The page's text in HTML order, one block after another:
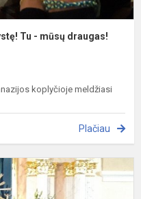
Tu - mūsų draugas!
koplyčioje meldžiasi
Plačiau